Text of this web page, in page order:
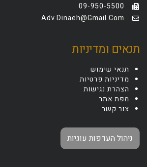
09-950-5500
Adv.dinaeh@gmail.com
תנאים ומדיניות
תנאי שימוש
מדיניות פרטיות
הצהרת נגישות
מפת אתר
צור קשר
ניהול העדפות עוגיות